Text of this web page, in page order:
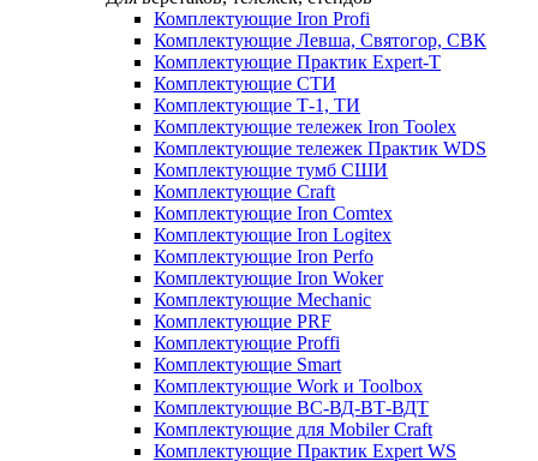
Комплектующие Iron Profi
Комплектующие Левша, Святогор, СВК
Комплектующие Практик Expert-T
Комплектующие СТИ
Комплектующие Т-1, ТИ
Комплектующие тележек Iron Toolex
Комплектующие тележек Практик WDS
Комплектующие тумб СШИ
Комплектующие Craft
Комплектующие Iron Comtex
Комплектующие Iron Logitex
Комплектующие Iron Perfo
Комплектующие Iron Woker
Комплектующие Mechanic
Комплектующие PRF
Комплектующие Proffi
Комплектующие Smart
Комплектующие Work и Toolbox
Комплектующие ВС-ВД-ВТ-ВДТ
Комплектующие для Mobiler Craft
Комплектующие Практик Expert WS